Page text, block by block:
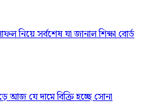
নিয়ে সর্বশেষ যা জানাল শিক্ষা বোর্ড
আজ যে দামে বিক্রি হচ্ছে সোনা